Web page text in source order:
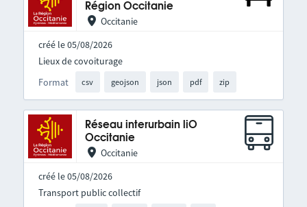
Région Occitanie
Occitanie
créé le 05/08/2026
Format csv geojson json pdf zip
Lieux de covoiturage
Réseau interurbain liO
Occitanie
Occitanie
créé le 05/08/2026
Transport public collectif